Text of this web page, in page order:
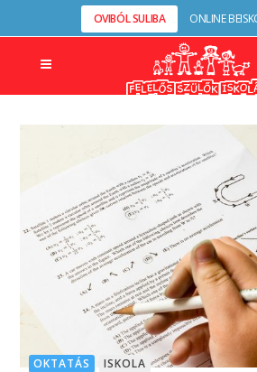
OVIBÓL SULIBA ONLINE
OKTATÁS ISKOLA